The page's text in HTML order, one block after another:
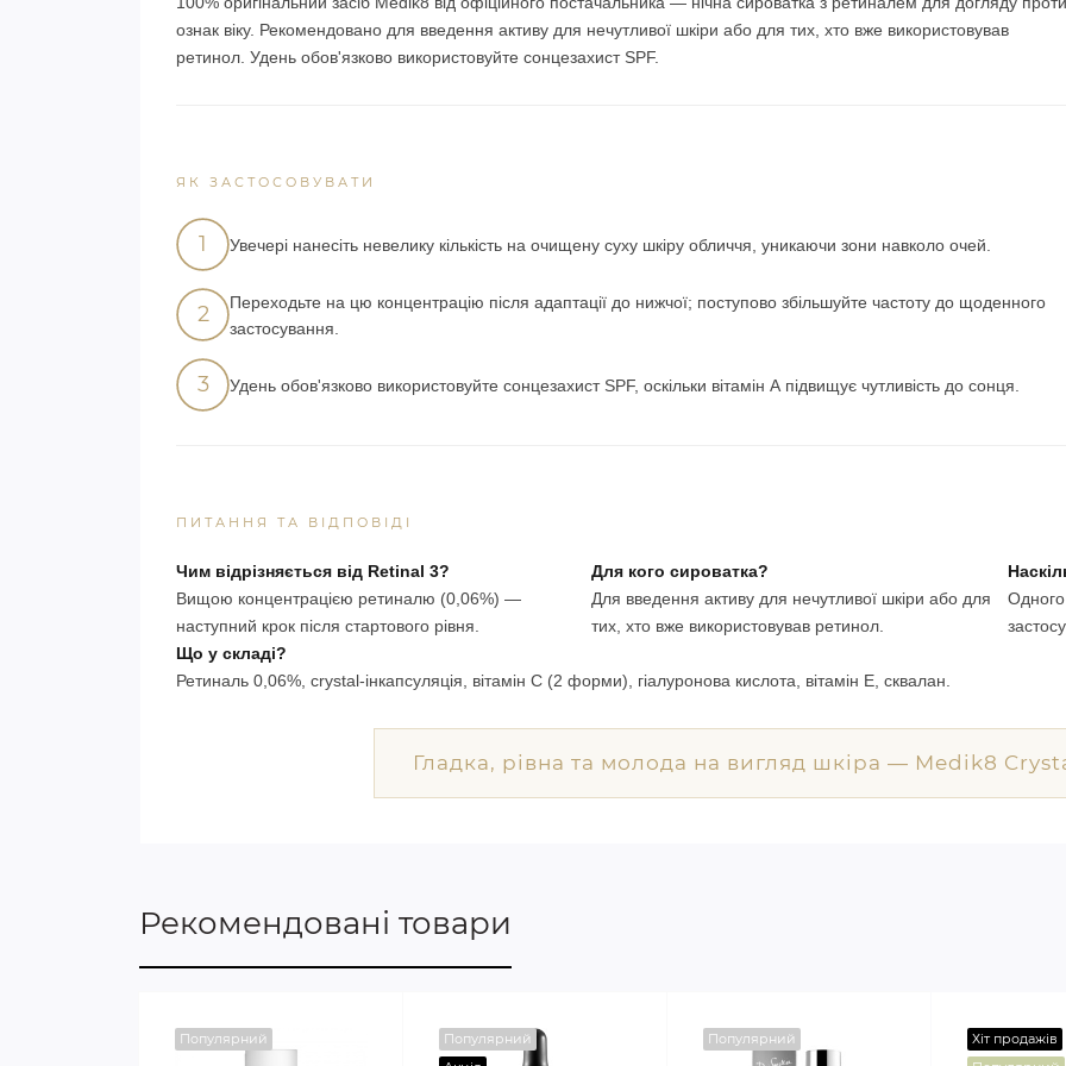
ознак віку. Рекомендовано для введення активу для нечутливої шкіри або для тих, хто вже використовував
ретинол. Удень обов'язково використовуйте сонцезахист SPF.
ЯК ЗАСТОСОВУВАТИ
1 Увечері нанесіть невелику кількість на очищену суху шкіру обличчя, уникаючи зони навколо очей.
2
Переходьте на цю концентрацію після адаптації до нижчої; поступово збільшуйте частоту до щоденного
застосування.
3 Удень обов'язково використовуйте сонцезахист SPF, оскільки вітамін А підвищує чутливість до сонця.
ПИТАННЯ ТА ВІДПОВІДІ
Чим відрізняється від Retinal 3?
Вищою концентрацією ретиналю (0,06%) —
наступний крок після стартового рівня.
Для кого сироватка?
Для введення активу для нечутливої шкіри або для
тих, хто вже використовував ретинол.
Одного
Що у складі?
Ретиналь 0,06%, crystal-інкапсуляція, вітамін C (2 форми), гіалуронова кислота, вітамін E, сквалан.
Гладка, рівна та молода на вигляд шкіра — Medik8
Рекомендовані товари
Популярний
Популярний
Популярний
Хіт продажів